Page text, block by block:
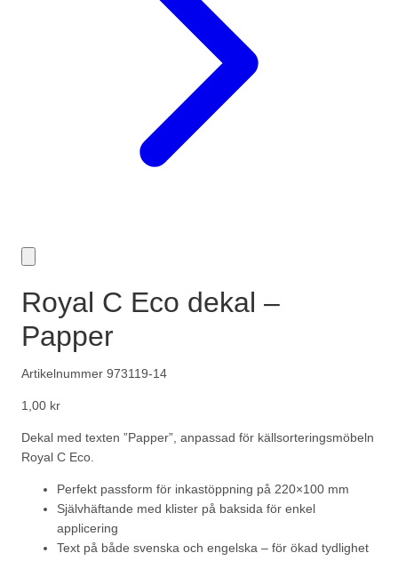
Royal C Eco dekal –
Papper
Artikelnummer 973119-14
1,00 kr
Dekal med texten ”Papper”, anpassad för källsorteringsmöbeln
Royal C Eco.
Perfekt passform för inkastöppning på 220×100 mm
Självhäftande med klister på baksida för enkel
applicering
Text på både svenska och engelska – för ökad tydlighet